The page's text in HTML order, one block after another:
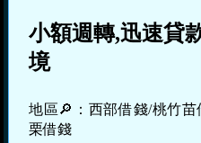
小額週轉,迅速貸
境
地區🔎：西部借錢/桃竹
栗借錢